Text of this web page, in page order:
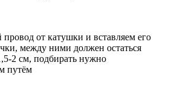
провод от катушки и вставляем его
между ними должен остаться
2 см, подбирать нужно
путём